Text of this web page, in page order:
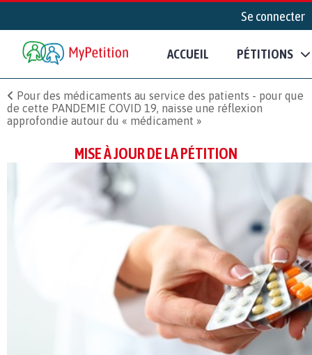
Se connecter
ACCUEIL PÉTITIONS
Pour des médicaments au service des patients - pour que
de cette PANDEMIE COVID 19, naisse une réflexion
approfondie autour du « médicament »
MISE À JOUR DE LA PÉTITION